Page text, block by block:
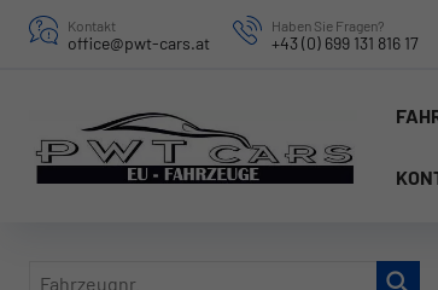
Kontakt
office@pwt-cars.at
Haben Sie Fragen?
+43 (0) 699 131 816 17
Fahrzeugnr.